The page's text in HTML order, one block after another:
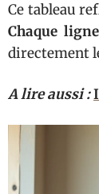
Ce tableau
Chaque
directement
A lire aussi :